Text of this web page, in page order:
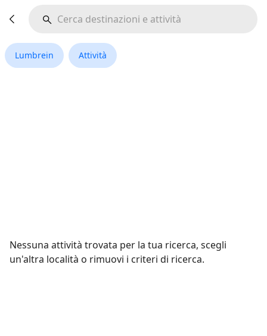
Lumbrein Attività
Nessuna attività trovata per la tua ricerca, scegli
un'altra località o rimuovi i criteri di ricerca.